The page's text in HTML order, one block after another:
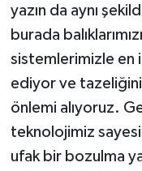
yazın da aynı
burada
sistemlerimizle en
ediyor ve
önlemi alıyoruz.
teknolojimiz
ufak bir bozulma